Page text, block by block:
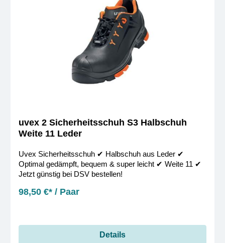
uvex 2 Sicherheitsschuh S3 Halbschuh
Weite 11 Leder
Uvex Sicherheitsschuh ✔︎ Halbschuh aus Leder ✔︎
Optimal gedämpft, bequem & super leicht ✔︎ Weite 11 ✔︎
Jetzt günstig bei DSV bestellen!
98,50 €* / Paar
Details